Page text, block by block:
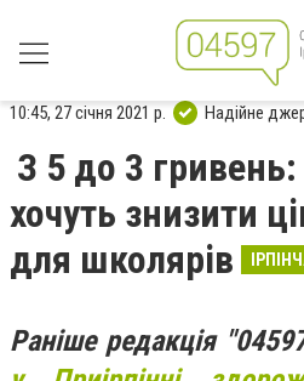
10:45, 27 січня 2021 р. Надійне
З 5 до 3 гривень:
хочуть знизити
для школярів
Раніше редакція